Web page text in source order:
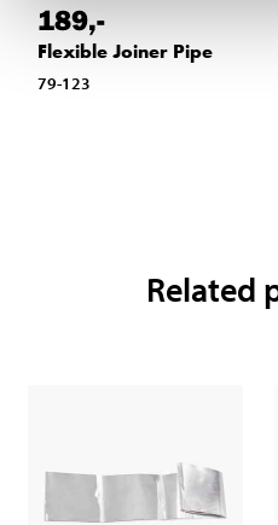
189,-
Flexible Joiner Pipe
79-123
Related